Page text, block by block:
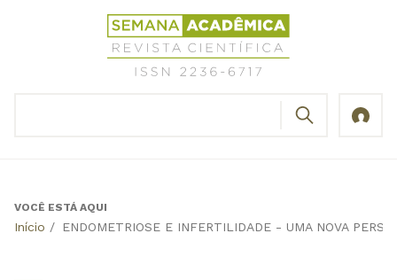
Revista
Científica
Semana
Back
VOCÊ ESTÁ AQUI
Início / ENDOMETRIOSE E INFERTILIDADE - UMA NOVA